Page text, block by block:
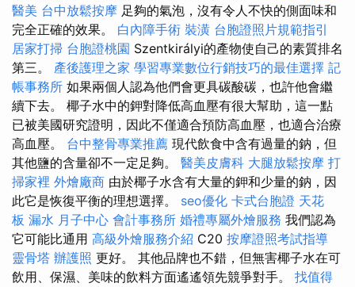
醫美 台中放鬆按摩 足夠的氣泡，沒有令人不快的側面味和
完全正確的效果。 白內障手術 裝潢 台胞證照片規範指引
居家打掃 台胞證桃園 Szentkirályi的產物使自己的素質排名
第三。 產後護理之家 學習專業數位行銷技巧的最佳選擇 記
帳事務所 如果兩個人認為他們會更具碳酸碳，也許他會繼
續下去。 椰子水中的鉀對降低高血壓有很大幫助，這一點
已被美國研究證明，因此不僅適合預防高血壓，也適合治療
高血壓。 台中整骨專業推薦 現代飲食中含有過量的鈉，但
其他鹽的含量卻不一定足夠。 醫美皮膚科 大腿放鬆按摩 打
掃家裡 外燴廠商 由於椰子水含有大量的鉀和少量的鈉，因
此它是恢復平衡的理想選擇。 seo優化 卡式台胞證 天花
板 漏水 月子中心 會計事務所 婚禮專屬外燴服務 我們認為
它可能比通用 高級外燴服務介紹 C20 按摩證照考試指導
靈骨塔 辦護照 更好。 其他品牌也不錯，但無害椰子水在可
飲用、保濕、美味的飲料方面遙遙領先競爭對手。 找值得